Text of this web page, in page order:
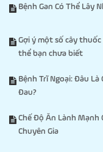
Bệnh Gan Có Thể Lây
Gợi ý một số cây
thể bạn chưa biết
Bệnh Trĩ Ngoại: Đâu Là
Đau?
Chế Độ Ăn Lành Mạnh
Chuyên Gia